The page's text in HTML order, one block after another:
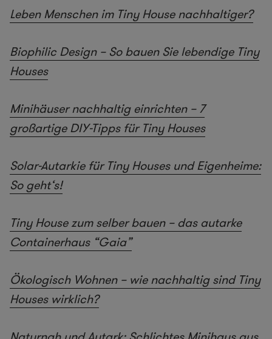
Leben Menschen im Tiny House nachhaltiger?
Biophilic Design – So bauen Sie lebendige Tiny
Houses
Minihäuser nachhaltig einrichten – 7
großartige DIY-Tipps für Tiny Houses
Solar-Autarkie für Tiny Houses und Eigenheime:
So geht‘s!
Tiny House zum selber bauen – das autarke
Containerhaus “Gaia”
Ökologisch Wohnen – wie nachhaltig sind Tiny
Houses wirklich?